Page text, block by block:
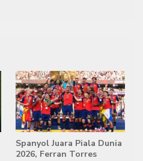
Spanyol Juara Piala Dunia
2026, Ferran Torres